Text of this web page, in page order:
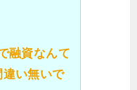
融資なんて
い無いで